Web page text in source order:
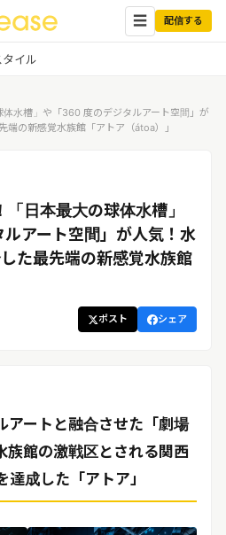
☰ 配信する
イル
✕
る
ア登
水槽」や「360 度のデジタルアート空間」が
端の新感覚水族館「アトア（átoa）」
日本最大の球体水槽」
アート空間」が人気！水
た最先端の新感覚水族館
ポスト シェア
アートと融合させた「劇場
族館の激戦区とされる関西
成した「アトア」